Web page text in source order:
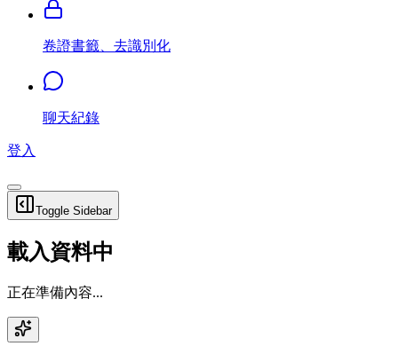
卷證書籤、去識別化
聊天紀錄
登入
Toggle Sidebar
載入資料中
正在準備內容...